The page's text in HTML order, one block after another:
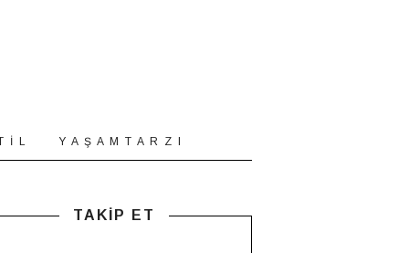
İ L Y A Ş A M T A R Z I
TAKİP ET